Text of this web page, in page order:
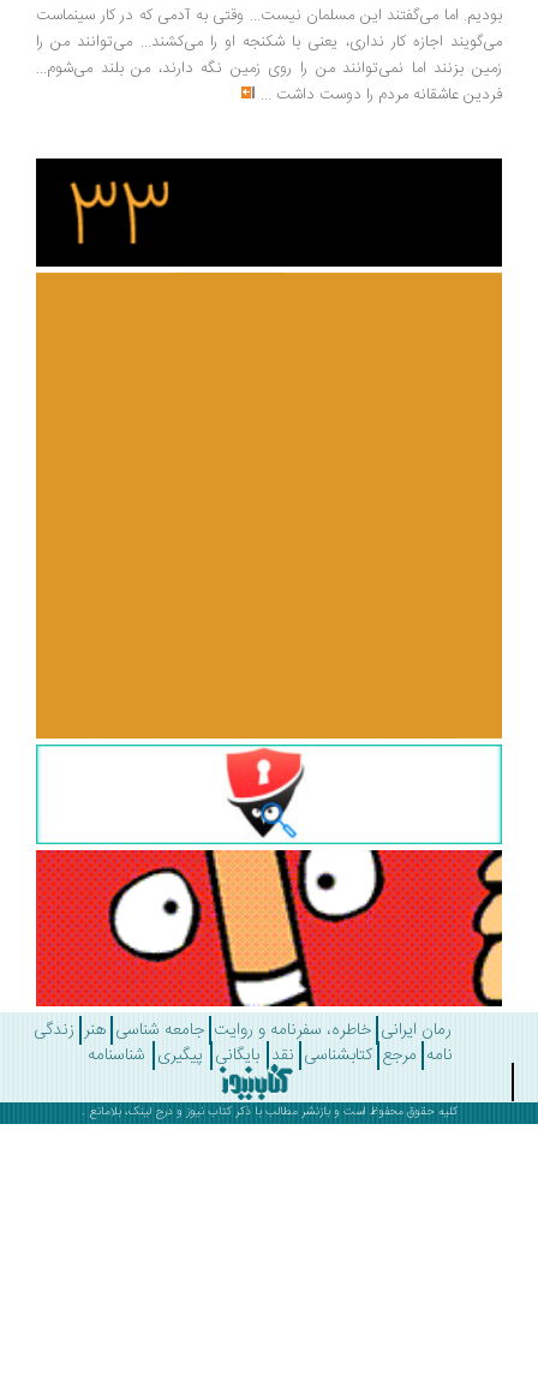
اما می‌گفتند این مسلمان نیست... وقتی به آدمی که در کار سینماست
اجازه کار نداری، یعنی با شکنجه او را می‌کشند... می‌توانند من را
بزنند اما نمی‌توانند من را روی زمین نگه دارند، من بلند می‌شوم...
عاشقانه مردم را دوست داشت ...
رمان ایرانی خاطره، سفرنامه و روایت جامعه شناسی هنر زندگی
مرجع کتابشناسی نقد بایگانی پیگیری شناسنامه
کلیه حقوق محفوظ است و بازنشر مطالب با ذکرکتاب نیوز و درج لینک، بلامانع .